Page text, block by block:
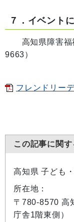
７．イベント
高知県障害福
9663）
フレンドリー
この記事に関
高知県 子ども
所在地：
〒780-8570 高
庁舎1階東側）